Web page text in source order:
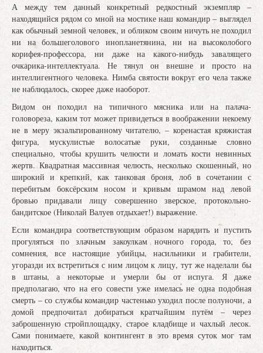
А между тем данный конкретный редкостный экземпляр –
находящийся рядом со мной на мостике наш командир – выглядел
как обычный земной человек, и обликом своим ничуть не походил
ни на большеголового инопланетянина, ни на высоколобого
корифея-профессора, ни даже на какого-нибудь завалящего
очкарика-интеллектуала. Не тянул он внешне и просто на
интеллигентного человека. Нимба святости вокруг его чела также
не наблюдалось, скорее даже наоборот.
Видом он походил на типичного мясника или на палача-
головореза, каким тот может привидеться в воображении некоему
не в меру экзальтированному читателю, – коренастая кряжистая
фигура, мускулистые волосатые руки, созданные словно
специально, чтобы крушить челюсти и ломать кости невинных
жертв. Квадратная массивная челюсть, несколько скошенный, но
широкий и крепкий, как танковая броня, лоб в сочетании с
перебитым боксёрским носом и кривым шрамом над левой
бровью придавали лицу совершенно зверское, протокольно-
бандитское (Николай Валуев отдыхает!) выражение.
Если командира соответствующим образом нарядить и пустить
прогуляться по злачным закоулкам ночного города, то, без
сомнения, все настоящие убийцы, насильники и грабители,
угоразди их встретиться с ним лицом к лицу, тут же наделали бы
в штаны, а некоторые и умерли бы от испуга. Я даже
предполагаю, что на его совести уже имелась не одна подобная
смерть – со службы командир частенько уходил после полуночи, а
домой предпочитал добираться кратчайшим путём – через
заброшенную стройплощадку, старое кладбище и чахлый лесок.
Сами понимаете, какой контингент в это время суток мог там
находиться.